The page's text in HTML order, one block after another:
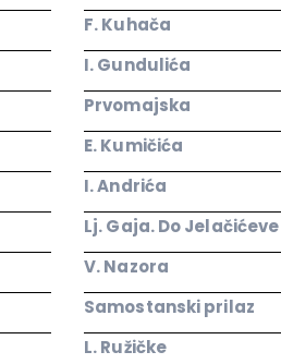
F. Kuhača
I. Gundulića
Prvomajska
E. Kumičića
I. Andrića
Lj. Gaja. Do Jelačićeve
V. Nazora
Samostanski prilaz
L. Ružičke